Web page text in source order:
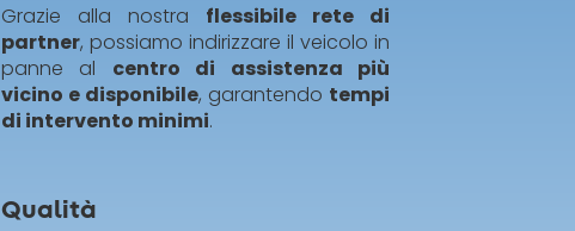
Grazie alla nostra flessibile rete di
partner, possiamo indirizzare il veicolo in
panne al centro di assistenza più
vicino e disponibile, garantendo tempi
di intervento minimi.
Qualità